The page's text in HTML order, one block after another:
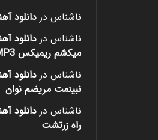
ناشناس دردانلود
ناشناس دردانلود
میکشم ریمیکس MP3
ناشناس در دانلود
نبینمت مریضم نوان
ناشناس در دانلود
راه زرتشت